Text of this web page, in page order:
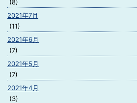
(8)
2021年7月
(11)
2021年6月
(7)
2021年5月
(7)
2021年4月
(3)